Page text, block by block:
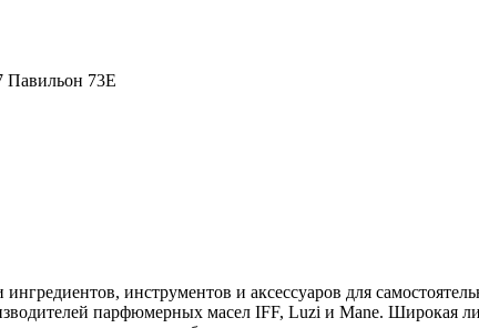
73Е
инструментов и аксессуаров для
парфюмерных масел IFF, Luzi и Mane. Широкая